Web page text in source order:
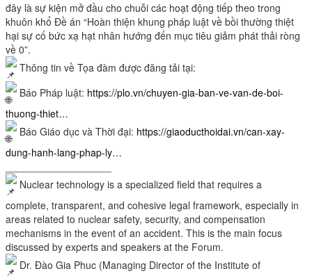
đây là sự kiện mở đầu cho chuỗi các hoạt động tiếp theo trong
khuôn khổ Đề án “Hoàn thiện khung pháp luật về bồi thường thiệt
hại sự cố bức xạ hạt nhân hướng đến mục tiêu giảm phát thải ròng
về 0”.
Thông tin về Tọa đàm được đăng tải tại:
Báo Pháp luật: https://plo.vn/chuyen-gia-ban-ve-van-de-boi-
thuong-thiet…
Báo Giáo dục và Thời đại: https://giaoducthoidai.vn/can-xay-
dung-hanh-lang-phap-ly…
Nuclear technology is a specialized field that requires a
complete, transparent, and cohesive legal framework, especially in
areas related to nuclear safety, security, and compensation
mechanisms in the event of an accident. This is the main focus
discussed by experts and speakers at the Forum.
Dr. Đào Gia Phuc (Managing Director of the Institute of